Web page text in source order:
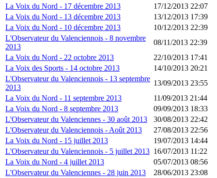
La Voix du Nord - 17 décembre 2013
17/12/2013 22:07
La Voix du Nord - 13 décembre 2013
13/12/2013 17:39
La Voix du Nord - 10 décembre 2013
10/12/2013 22:39
L'Observateur du Valenciennois - 8 novembre
2013
08/11/2013 22:39
La Voix du Nord - 22 octobre 2013
22/10/2013 17:41
La Voix des Sports - 14 octobre 2013
14/10/2013 20:21
L'Observateur du Valenciennois - 13 septembre
2013
13/09/2013 23:55
La Voix du Nord - 11 septembre 2013
11/09/2013 21:44
La Voix du Nord - 8 septembre 2013
09/09/2013 18:33
L'Observateur du Valenciennes - 30 août 2013
30/08/2013 22:42
L'Observateur du Valenciennois - Août 2013
27/08/2013 22:56
La Voix du Nord - 15 juillet 2013
19/07/2013 14:44
L'Observateur du Valenciennois - 5 juillet 2013 16/07/2013 11:22
La Voix du Nord - 4 juillet 2013
05/07/2013 08:56
L'Observateur du Valenciennes - 28 juin 2013
28/06/2013 23:08